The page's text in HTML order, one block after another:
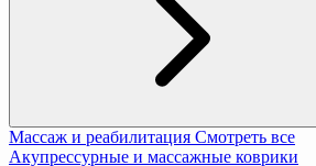
Массаж и реабилитация Смотреть все
Акупрессурные и массажные коврики